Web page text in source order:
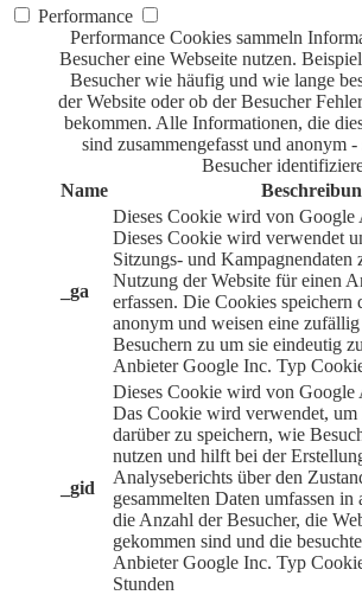
Performance
Performance Cookies sammeln
Besucher eine Webseite nutzen.
Besucher wie häufig und wie lange
der Website oder ob der Besucher
bekommen. Alle Informationen, die
sind zusammengefasst und anonym
Besucher
Name
_ga
Dieses Cookie wird von Google
Dieses Cookie wird verwendet
Sitzungs- und Kampagnendaten
Nutzung der Website für einen
erfassen. Die Cookies speichern
anonym und weisen eine
Besuchern zu um sie eindeutig
Anbieter Google Inc. Typ
_gid
Dieses Cookie wird von Google
Das Cookie wird verwendet, um
darüber zu speichern, wie
nutzen und hilft bei der
Analyseberichts über den
gesammelten Daten umfassen
die Anzahl der Besucher, die
gekommen sind und die
Anbieter Google Inc. Typ
Stunden